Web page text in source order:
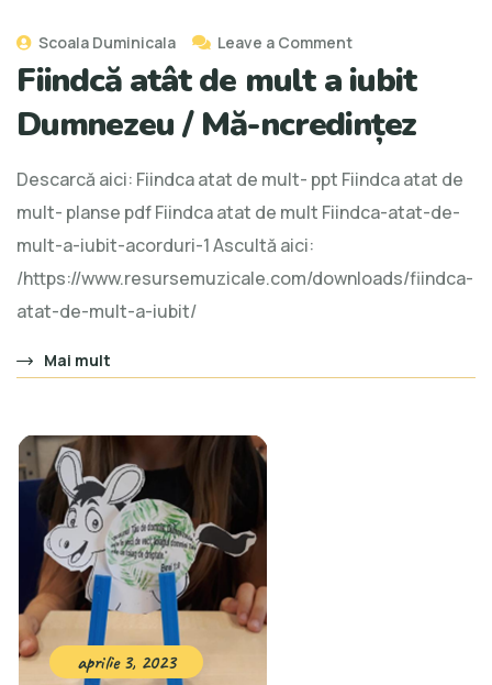
Scoala Duminicala Leave a Comment
Fiindcă atât de mult a iubit
Dumnezeu / Mă-ncredințez
Descarcă aici: Fiindca atat de mult- ppt Fiindca atat de
mult- planse pdf Fiindca atat de mult Fiindca-atat-de-
mult-a-iubit-acorduri-1 Ascultă aici:
/https://www.resursemuzicale.com/downloads/fiindca-
atat-de-mult-a-iubit/
Mai mult
aprilie 3, 2023